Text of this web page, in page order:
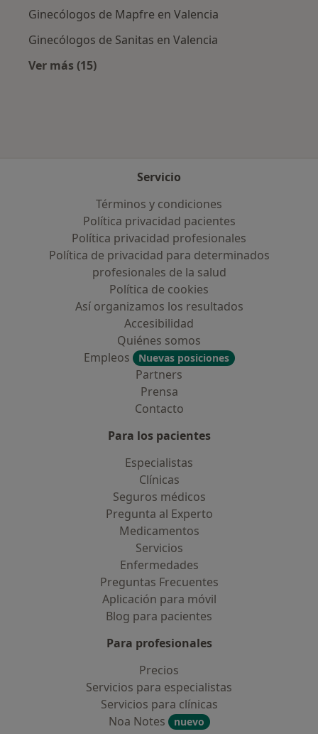
Ginecólogos de Mapfre en Valencia
Ginecólogos de Sanitas en Valencia
Ver más (15)
Servicio
Términos y condiciones
Política privacidad pacientes
Política privacidad profesionales
Política de privacidad para determinados
profesionales de la salud
Política de cookies
Así organizamos los resultados
Accesibilidad
Quiénes somos
Empleos
Nuevas posiciones
Partners
Prensa
Contacto
Para los pacientes
Especialistas
Clínicas
Seguros médicos
Pregunta al Experto
Medicamentos
Servicios
Enfermedades
Preguntas Frecuentes
Aplicación para móvil
Blog para pacientes
Para profesionales
Precios
Servicios para especialistas
Servicios para clínicas
Noa Notes
nuevo